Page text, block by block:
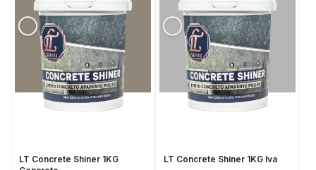
LT Concrete Shiner 1KG
LT Concrete Shiner 1KG Iva